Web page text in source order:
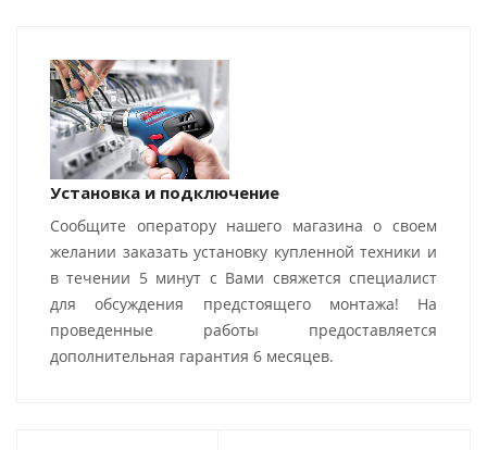
Установка и подключение
Сообщите оператору нашего магазина о своем
желании заказать установку купленной техники и
в течении 5 минут с Вами свяжется специалист
для обсуждения предстоящего монтажа! На
проведенные работы предоставляется
дополнительная гарантия 6 месяцев.